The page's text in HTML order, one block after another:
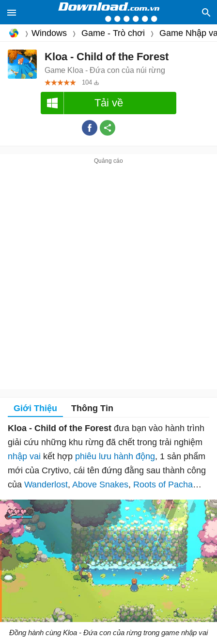
Windows Game - Trò chơi Game Nhập
Kloa - Child of the Forest
Game Kloa - Đứa con của núi rừng
104
Tải về
Giới Thiệu Thông Tin
Kloa - Child of the Forest đưa bạn vào hành trình
giải cứu những khu rừng đã chết trong trải nghiệm
nhập vai kết hợp phiêu lưu hành động, 1 sản phẩm
mới của Crytivo, cái tên đứng đằng sau thành công
của Wanderlost, Above Snakes, Roots of Pacha…
Đồng hành cùng Kloa - Đứa con của rừng trong game nhập vai